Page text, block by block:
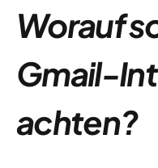
Worauf
Gmail-
achten?